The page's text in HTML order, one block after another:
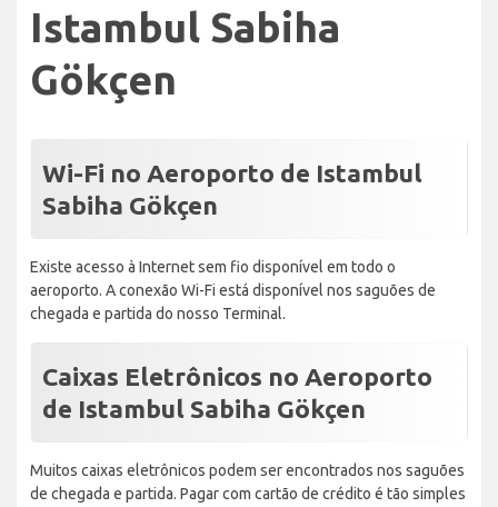
Istambul Sabiha
Gökçen
Wi-Fi no Aeroporto de Istambul
Sabiha Gökçen
Existe acesso à Internet sem fio disponível em todo o
aeroporto. A conexão Wi-Fi está disponível nos saguões de
chegada e partida do nosso Terminal.
Caixas Eletrônicos no Aeroporto
de Istambul Sabiha Gökçen
Muitos caixas eletrônicos podem ser encontrados nos saguões
de chegada e partida. Pagar com cartão de crédito é tão simples